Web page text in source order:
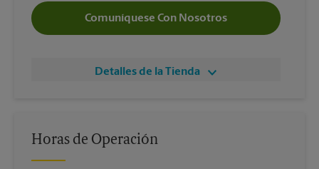
Comuníquese Con Nosotros
Detalles de la Tienda
Horas de Operación